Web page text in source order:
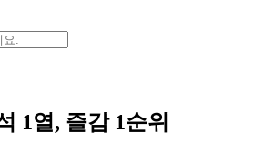
1열, 즐감 1순위